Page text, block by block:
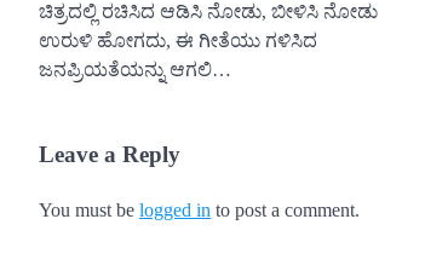
ಚಿತ್ರದಲ್ಲಿ ರಚಿಸಿದ ಆಡಿಸಿ ನೋಡು, ಬೀಳಿಸಿ ನೋಡು
ಉರುಳಿ ಹೋಗದು, ಈ ಗೀತೆಯು ಗಳಿಸಿದ
ಜನಪ್ರಿಯತೆಯನ್ನು ಆಗಲಿ…
Leave a Reply
You must be logged in to post a comment.